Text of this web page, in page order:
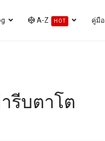
A-Z HOT คู่มือ
รีบตาโต